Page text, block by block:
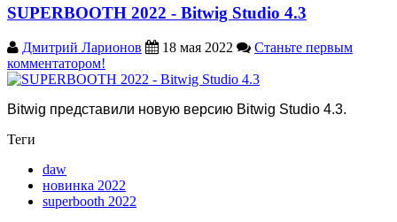
SUPERBOOTH 2022 - Bitwig Studio 4.3
Дмитрий Ларионов 18 мая 2022
Станьте первым
комментатором!
Bitwig представили новую версию Bitwig Studio 4.3.
Теги
daw
новинка 2022
superbooth 2022